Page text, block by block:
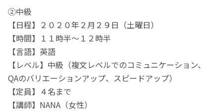
②中級
【日程】２０２０年２月２９日（土曜日）
【時間】１１時半〜１２時半
【言語】英語
【レベル】中級（複文レベルでのコミュニケーション、
QAのバリエーションアップ、スピードアップ）
【定員】４名まで
【講師】NANA（女性）